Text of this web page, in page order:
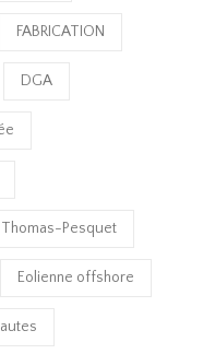
FABRICATION
DGA
Thomas-Pesquet
Eolienne offshore